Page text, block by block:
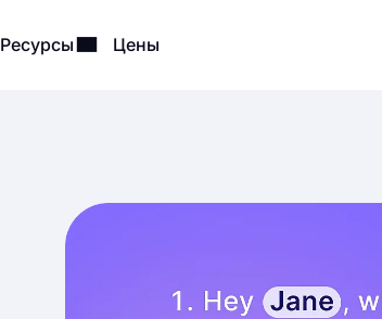
Ресурсы Цены